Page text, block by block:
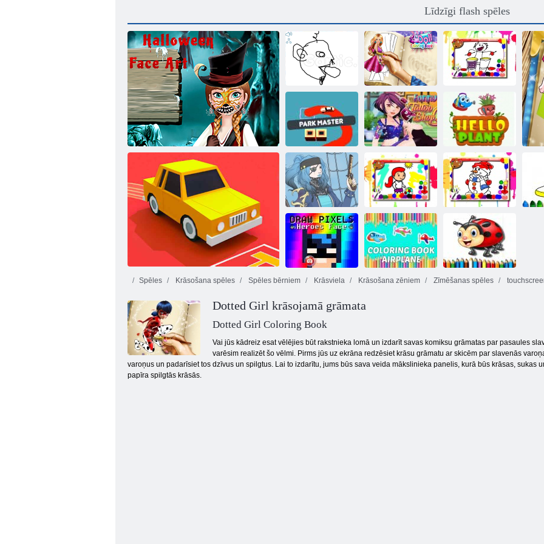
Līdzīgi flash spēles
Cold Heart: Dati par Annas sejas par
Halloween
Gartic. io
Leļļu krāsošanas
grāmata
Mūzikas
krāsojamā
grāmata
Parka meistars
Smieklīgs
tetovējumu
veikals
Zīmēt parku
Sveiks, augs
Pirātu veidotājs
Futbola krāsu
grāmata
Ziemas
krāsošanas
grāmata
pikseļu varoņu
seju
Spēles Krāsošana spēles Spēles bērniem Krāsviela Krāsošana zēniem Zīmēšanas spēles
Dotted Girl krāsojamā grāmata
Dotted Girl Coloring Book
Vai jūs kādreiz esat vēlējies būt rakstnieka lomā un izdarīt savas komiksu grāmatas par pasaules
varēsim realizēt šo vēlmi. Pirms jūs uz ekrāna redzēsiet krāsu grāmatu ar skicēm par slavenās
varoņus un padarīsiet tos dzīvus un spilgtus. Lai to izdarītu, jums būs sava veida mākslinieka panelis, kurā būs krāsas,
papīra spilgtās krāsās.